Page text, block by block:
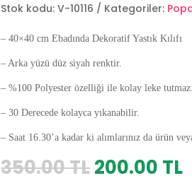
Stok kodu: V-10116 Kategoriler:
– 40×40 cm Ebadında Dekoratif Yastık Kılıfı
– Arka yüzü düz siyah renktir.
– %100 Polyester özelliği ile kolay leke tutmaz.
– 30 Derecede kolayca yıkanabilir.
– Saat 16.30’a kadar ki alımlarınız da ürün
350.00TLOrijinal
200.00 TL